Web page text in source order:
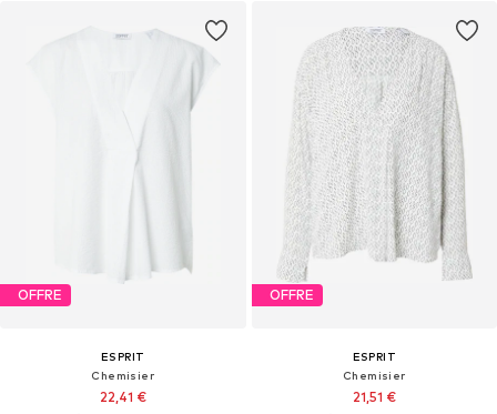
OFFRE
ESPRIT
Chemisier
22,41 €
OFFRE
ESPRIT
Chemisier
21,51 €